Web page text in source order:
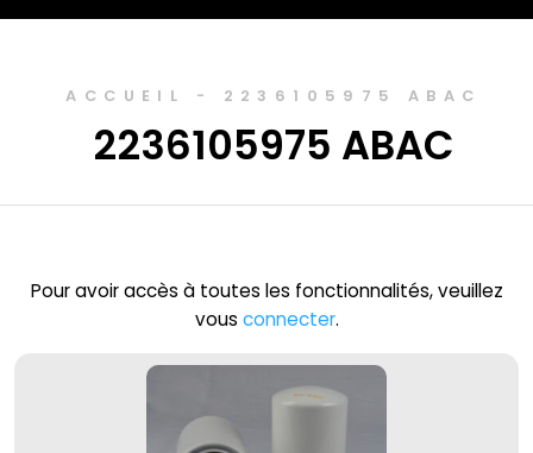
ACCUEIL - 2236105975 ABAC
2236105975 ABAC
Pour avoir accès à toutes les fonctionnalités, veuillez
vous connecter.